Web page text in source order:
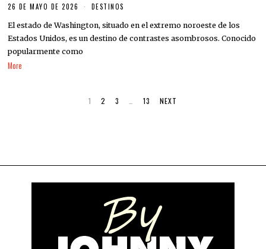
26 DE MAYO DE 2026 DESTINOS
El estado de Washington, situado en el extremo noroeste de los
Estados Unidos, es un destino de contrastes asombrosos. Conocido
popularmente como
More
1 2 3 … 13 NEXT